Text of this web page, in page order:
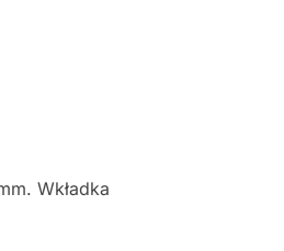
Wkładka